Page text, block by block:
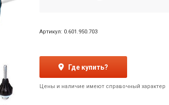
Артикул: 0.601.950.703
Где купить?
Цены и наличие имеют справочный характер